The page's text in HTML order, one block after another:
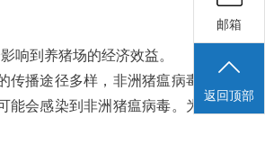
响到养猪场的经济效益。
播途径多样，非洲猪瘟病毒
会感染到非洲猪瘟病毒。为
邮箱
返回顶部